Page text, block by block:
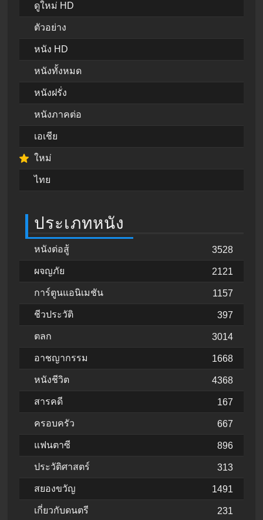
ดูใหม่ HD
ตัวอย่าง
หนัง HD
หนังทั้งหมด
หนังฝรั่ง
หนังภาคต่อ
เอเชีย
ใหม่
ไทย
ประเภทหนัง
หนังต่อสู้ 3528
ผจญภัย 2121
การ์ตูนแอนิเมชัน 1157
ชีวประวัติ 397
ตลก 3014
อาชญากรรม 1668
หนังชีวิต 4368
สารคดี 167
ครอบครัว 667
แฟนตาซี 896
ประวัติศาสตร์ 313
สยองขวัญ 1491
เกี่ยวกับดนตรี 231